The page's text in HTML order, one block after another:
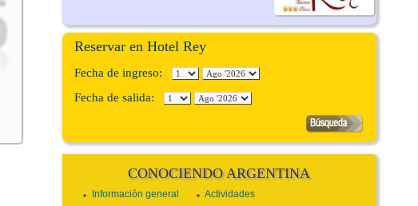
Reservar en Hotel Rey
Fecha de ingreso:
Fecha de salida:
CONOCIENDO ARGENTINA
Información general
Actividades